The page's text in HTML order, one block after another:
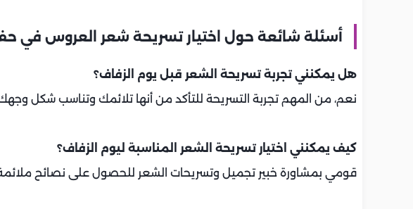
أسئلة شائعة حول اختيار تسريحة شعر العروس في
هل يمكنني تجربة تسريحة الشعر قبل يوم الزفاف؟
نعم، من المهم تجربة التسريحة للتأكد من أنها تلائمك وتناسب شكل
كيف يمكنني اختيار تسريحة الشعر المناسبة ليوم الزفاف؟
قومي بمشاورة خبير تجميل وتسريحات الشعر للحصول على نصائح